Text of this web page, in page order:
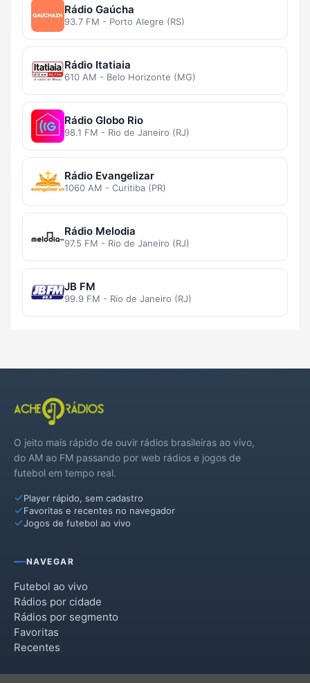
Rádio Gaúcha
93.7 FM - Porto Alegre (RS)
Rádio Itatiaia
610 AM - Belo Horizonte (MG)
Rádio Globo Rio
98.1 FM - Rio de Janeiro (RJ)
Rádio Evangelizar
1060 AM - Curitiba (PR)
Rádio Melodia
97.5 FM - Rio de Janeiro (RJ)
JB FM
99.9 FM - Rio de Janeiro (RJ)
O jeito mais rápido de ouvir rádios brasileiras ao vivo,
do AM ao FM passando por web rádios e jogos de
futebol em tempo real.
Player rápido, sem cadastro
Favoritas e recentes no navegador
Jogos de futebol ao vivo
NAVEGAR
Futebol ao vivo
Rádios por cidade
Rádios por segmento
Favoritas
Recentes